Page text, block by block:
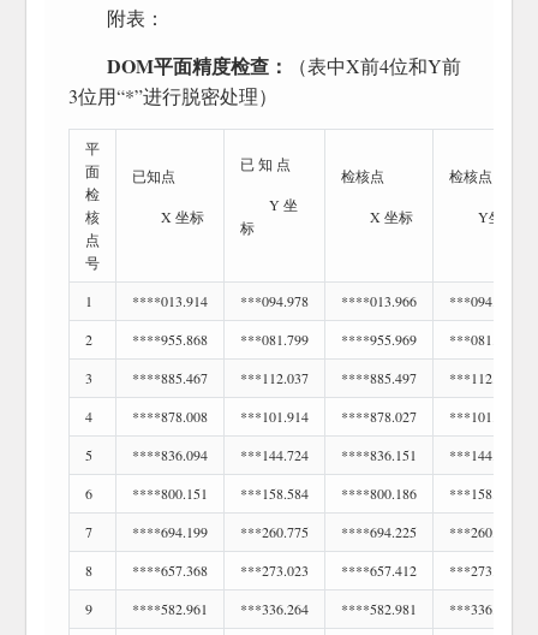
附表：
DOM平面精度检查：
（表中X前4位和Y前
3位用“*”进行脱密处理）
平
面
检
核
点
号
已知点
X 坐标
已 知 点
Y 坐
标
检核点
X 坐标
检核点
Y坐标
1 ****013.914 ***094.978 ****013.966
***094.998
2
****955.868 ***081.799 ****955.969
***081.808
3
****885.467 ***112.037 ****885.497
***112.063
4
****878.008 ***101.914 ****878.027
***101.930
5
****836.094 ***144.724 ****836.151
***144.746
6
****800.151 ***158.584 ****800.186
***158.596
7
****694.199 ***260.775 ****694.225
***260.786
8
****657.368 ***273.023 ****657.412
***273.073
9
****582.961 ***336.264 ****582.981
***336.269